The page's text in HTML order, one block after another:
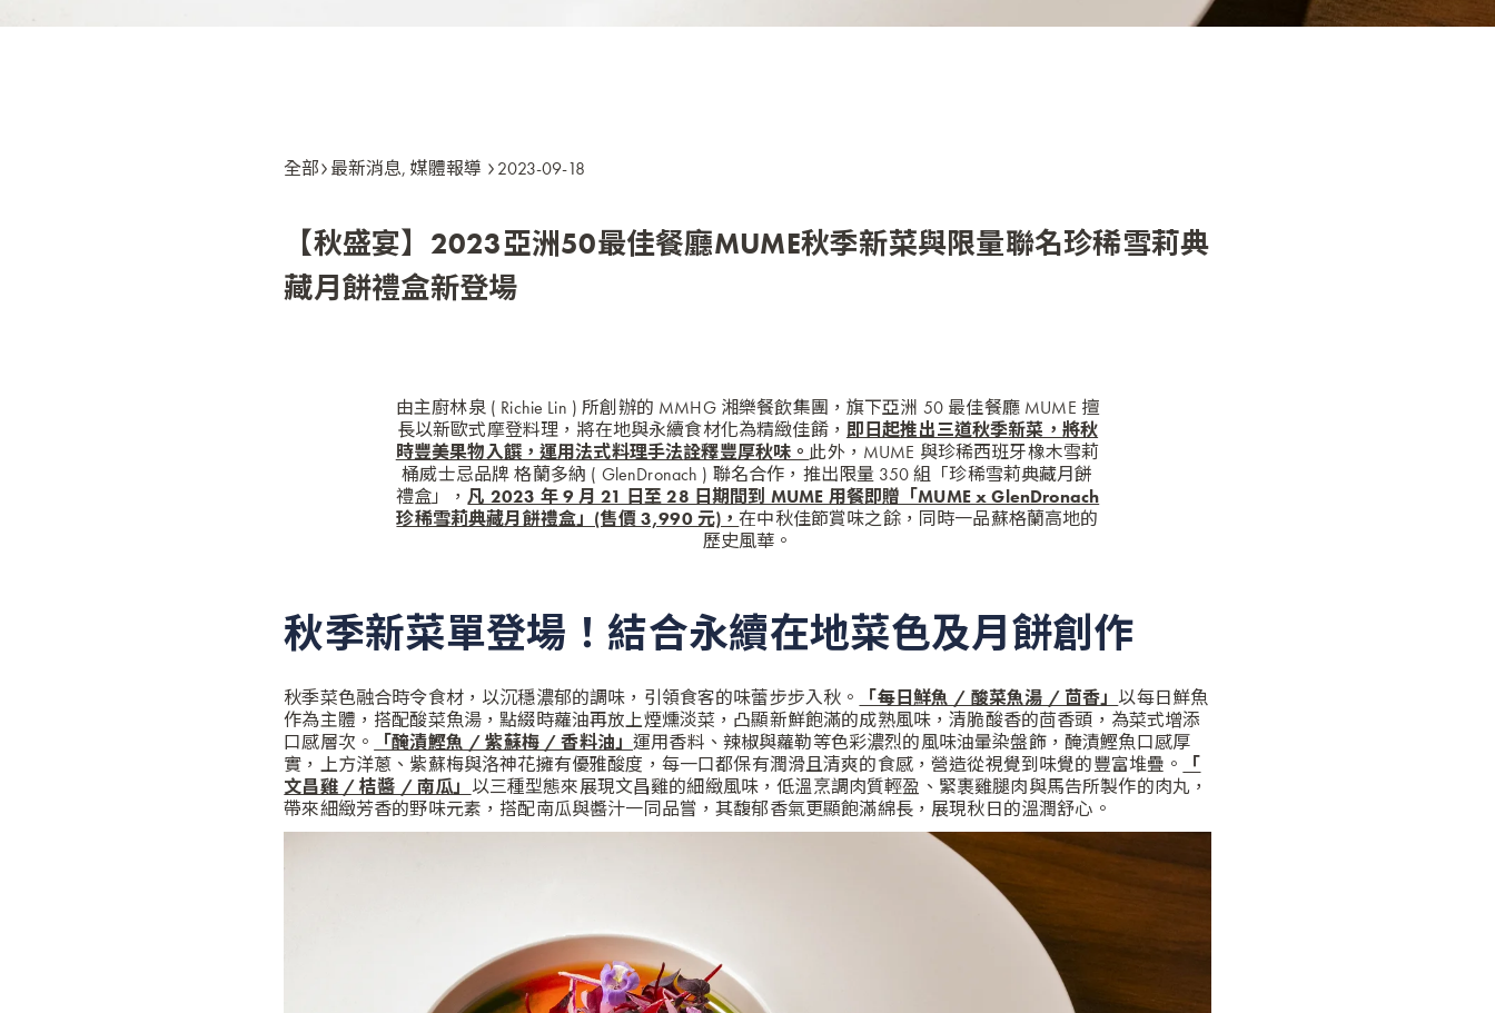
全部 最新消息,媒體報導 2023-09-18
【秋盛宴】2023亞洲50最佳餐廳MUME秋季新菜與限量聯名珍稀雪莉典
藏月餅禮盒新登場
由主廚林泉 ( Richie Lin ) 所創辦的 MMHG 湘樂餐飲集團，旗下亞洲 50 最佳餐廳 MUME 擅
長以新歐式摩登料理，將在地與永續食材化為精緻佳餚， 即日起推出三道秋季新菜，將秋
時豐美果物入饌，運用法式料理手法詮釋豐厚秋味。 此外，MUME 與珍稀西班牙橡木雪莉
桶威士忌品牌 格蘭多納 ( GlenDronach ) 聯名合作，推出限量 350 組「珍稀雪莉典藏月餅
禮盒」，凡 2023 年 9 月 21 日至 28 日期間到 MUME 用餐即贈「MUME x GlenDronach
珍稀雪莉典藏月餅禮盒」(售價 3,990 元)，在中秋佳節賞味之餘，同時一品蘇格蘭高地的
歷史風華。
秋季新菜單登場！結合永續在地菜色及月餅創作
秋季菜色融合時令食材，以沉穩濃郁的調味， 引領食客的味蕾步步入秋。 「每日鮮魚 / 酸菜魚湯 / 茴香」 以每日鮮魚
作為主體，搭配酸菜魚湯，點綴時蘿油再放上煙燻淡菜，凸顯新鮮飽滿的成熟風味，清脆酸香的茴香頭，為菜式增添
口感層次。
「醃漬鰹魚 / 紫蘇梅 / 香料油」運用香料、辣椒與蘿勒等色彩濃烈的風味油暈染盤飾， 醃漬鰹魚口感厚
實，上方洋蔥、紫蘇梅與洛神花擁有優雅酸度， 每一口都保有潤滑且清爽的食感，營造從視覺到味覺的豐富堆疊。
「
文昌雞 / 桔醬 / 南瓜」 以三種型態來展現文昌雞的細緻風味，低溫烹調肉質輕盈、 緊裹雞腿肉與馬告所製作的肉丸，
帶來細緻芳香的野味元素， 搭配南瓜與醬汁一同品嘗，其馥郁香氣更顯飽滿綿長， 展現秋日的溫潤舒心。